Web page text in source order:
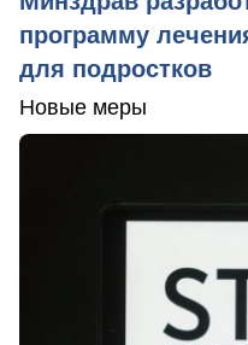
программу
для подростков
Новые меры